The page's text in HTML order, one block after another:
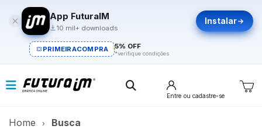
App FuturaIM
10 mil+ downloads
Instalar
PRIMEIRACOMPRA 5% OFF
*verifique condições
Entre ou cadastre-se
Home Busca